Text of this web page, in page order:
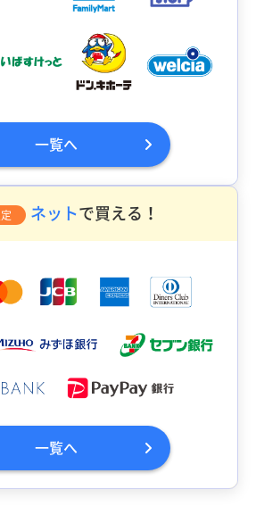
一覧へ
ネットで買える！
一覧へ